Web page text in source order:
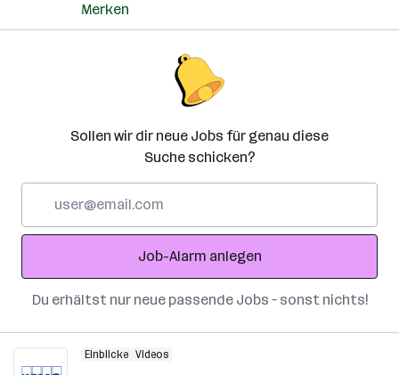
Merken
Sollen wir dir neue Jobs für genau diese
Suche schicken?
Adresse
Job-Alarm anlegen
Du erhältst nur neue passende Jobs – sonst nichts!
Einblicke Videos